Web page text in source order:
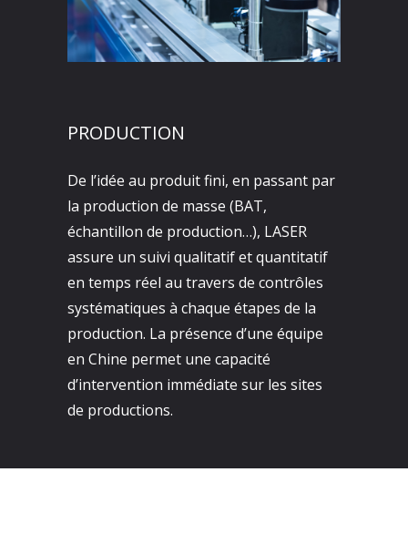
PRODUCTION
De l’idée au produit fini, en passant par
la production de masse (BAT,
échantillon de production…), LASER
assure un suivi qualitatif et quantitatif
en temps réel au travers de contrôles
systématiques à chaque étapes de la
production. La présence d’une équipe
en Chine permet une capacité
d’intervention immédiate sur les sites
de productions.